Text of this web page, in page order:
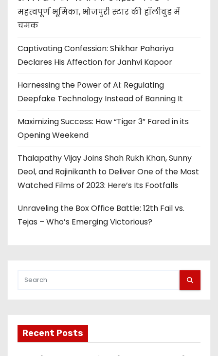
महत्वपूर्ण भूमिका, भोजपुरी स्टार की हॉलीवुड में
चमक
Captivating Confession: Shikhar Pahariya
Declares His Affection for Janhvi Kapoor
Harnessing the Power of AI: Regulating
Deepfake Technology Instead of Banning It
Maximizing Success: How “Tiger 3” Fared in its
Opening Weekend
Thalapathy Vijay Joins Shah Rukh Khan, Sunny
Deol, and Rajinikanth to Deliver One of the Most
Watched Films of 2023: Here’s Its Footfalls
Unraveling the Box Office Battle: 12th Fail vs.
Tejas – Who’s Emerging Victorious?
Recent Posts